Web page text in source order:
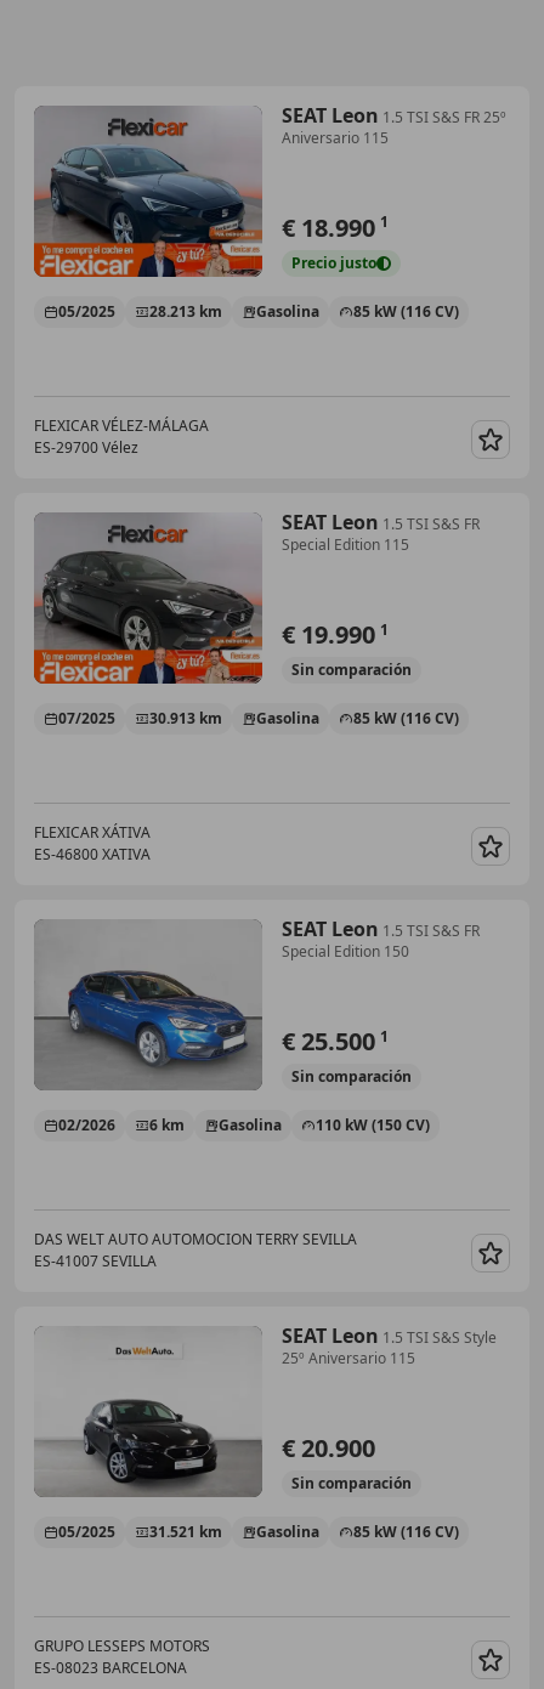
SEAT Leon 1.5 TSI S&S FR 25º
Aniversario 115
€ 18.990 1
Precio justo
05/2025 28.213 km Gasolina 85 kW (116 CV)
FLEXICAR VÉLEZ-MÁLAGA
ES-29700 Vélez
SEAT Leon 1.5 TSI S&S FR
Special Edition 115
€ 19.990 1
Sin comparación
07/2025 30.913 km Gasolina 85 kW (116 CV)
FLEXICAR XÁTIVA
ES-46800 XATIVA
SEAT Leon 1.5 TSI S&S FR
Special Edition 150
€ 25.500 1
Sin comparación
02/2026 6 km Gasolina 110 kW (150 CV)
DAS WELT AUTO AUTOMOCION TERRY SEVILLA
ES-41007 SEVILLA
SEAT Leon 1.5 TSI S&S Style
25º Aniversario 115
€ 20.900
Sin comparación
05/2025 31.521 km Gasolina 85 kW (116 CV)
GRUPO LESSEPS MOTORS
ES-08023 BARCELONA